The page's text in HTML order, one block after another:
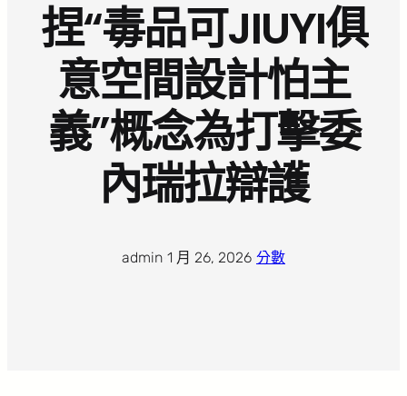
捏“毒品可JIUYI俱
意空間設計怕主
義”概念為打擊委
內瑞拉辯護
admin 1 月 26, 2026 分數